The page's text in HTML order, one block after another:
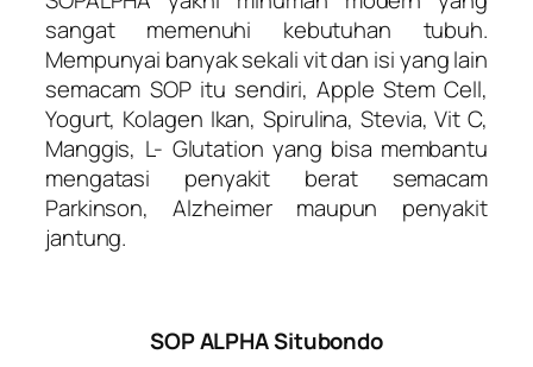
sangat memenuhi kebutuhan tubuh.
Mempunyai banyak sekali vit dan isi yang lain
semacam SOP itu sendiri, Apple Stem Cell,
Yogurt, Kolagen Ikan, Spirulina, Stevia, Vit C,
Manggis, L- Glutation yang bisa membantu
mengatasi penyakit berat semacam
Parkinson, Alzheimer maupun penyakit
jantung.
SOP ALPHA Situbondo